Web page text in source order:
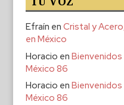
Efraín en Cristal y
en México
Horacio en Bienvenidos
México 86
Horacio en Bienvenidos
México 86